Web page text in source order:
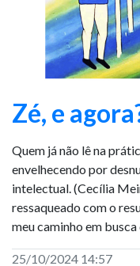
Zé, e
Quem já não lê na
envelhecendo por
intelectual. (Cecília
ressaqueado com o
meu caminho em
25/10/2024 14:57